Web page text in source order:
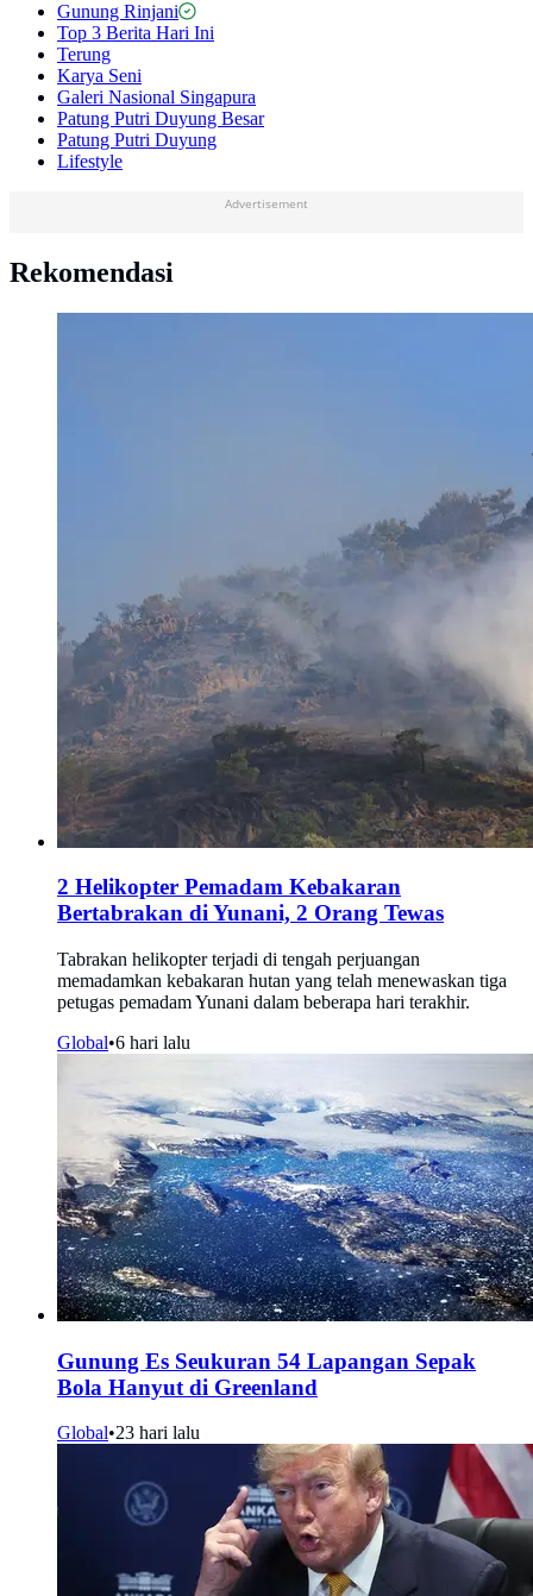
Gunung Rinjani
Top 3 Berita Hari Ini
Terung
Karya Seni
Galeri Nasional Singapura
Patung Putri Duyung Besar
Patung Putri Duyung
Lifestyle
Advertisement
Rekomendasi
2 Helikopter Pemadam Kebakaran
Bertabrakan di Yunani, 2 Orang Tewas
Tabrakan helikopter terjadi di tengah perjuangan
memadamkan kebakaran hutan yang telah menewaskan tiga
petugas pemadam Yunani dalam beberapa hari terakhir.
Global•6 hari lalu
Gunung Es Seukuran 54 Lapangan Sepak
Bola Hanyut di Greenland
Global•23 hari lalu